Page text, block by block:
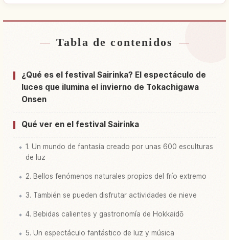
Buscar alojamiento cerca de Parque Tokachi
Buscar experiencias en Parque Tokachi Ga Oka
Kouen, Tokachi Shi
Tabla de contenidos
¿Qué es el festival Sairinka? El espectáculo de
luces que ilumina el invierno de Tokachigawa
Onsen
Qué ver en el festival Sairinka
1. Un mundo de fantasía creado por unas 600 esculturas
de luz
2. Bellos fenómenos naturales propios del frío extremo
3. También se pueden disfrutar actividades de nieve
4. Bebidas calientes y gastronomía de Hokkaidō
5. Un espectáculo fantástico de luz y música